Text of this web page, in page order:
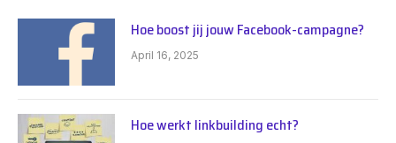
Hoe boost jij jouw Facebook-campagne?
April 16, 2025
Hoe werkt linkbuilding echt?